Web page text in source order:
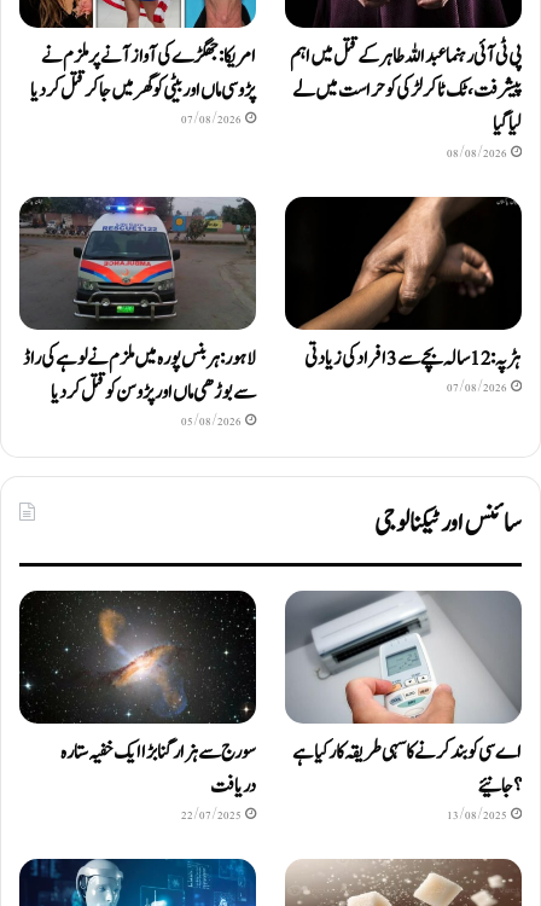
پی ٹی آئی رہنما عبداللہ طاہر کے قتل میں اہم
پیشرفت، ٹک ٹاکر لڑکی کو حراست میں لے
لیا گیا
08/08/2026
امریکا: جھگڑے کی آواز آنے پر ملزم نے
پڑوسی ماں اور بیٹی کو گھر میں جا کر قتل کر دیا
07/08/2026
ہڑپہ: 12 سالہ بچے سے 3 افراد کی زیادتی
07/08/2026
لاہور: ہربنس پورہ میں ملزم نے لوہے کی راڈ
سے بوڑھی ماں اور پڑوسن کو قتل کر دیا
05/08/2026
سائنس اور ٹیکنالوجی
اے سی کو بند کرنے کا سہی طریقہ کار کیا ہے
؟ جانیئے
13/08/2025
سورج سے ہزار گنا بڑا ایک خفیہ ستارہ
دریافت
22/07/2025